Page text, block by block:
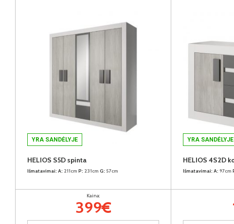
YRA SANDĖLYJE
HELIOS S5D spinta
Išmatavimai: A: 211cm P: 231cm G: 57cm
Kaina:
399€
YRA SANDĖLYJE
HELIOS 4S2D
Išmatavimai: A: 97cm